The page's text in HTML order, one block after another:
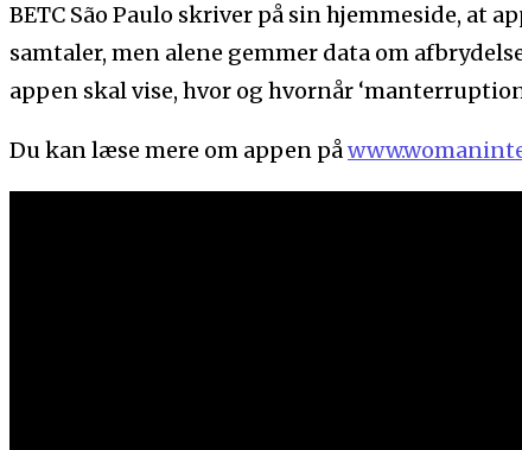
BETC São Paulo skriver på sin hjemmeside, at
samtaler, men alene gemmer data om
appen skal vise, hvor og hvornår
Du kan læse mere om appen på